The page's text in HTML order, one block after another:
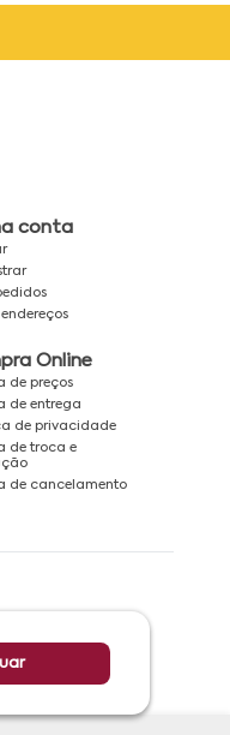
conta
Online
de preços
de entrega
de privacidade
de troca e
de cancelamento